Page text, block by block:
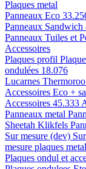
Plaques metal
Panneaux Eco
Panneaux Sandwich
Panneaux Tuiles et
Accessoires
Plaques profil
ondulées 18.076
Lucarnes
Accessoires Eco +
Accessoires 45.333
Panneaux metal
Sheetah Klikfels
Sur mesure (dev)
mesure plaques
Plaques ondul et